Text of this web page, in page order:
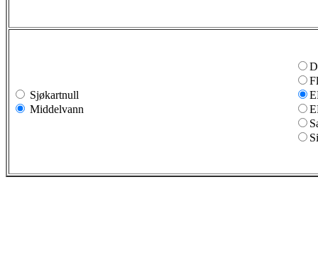
Sjøkartnull
Middelvann